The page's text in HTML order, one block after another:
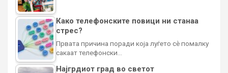
Како телефонските повици ни станаа
стрес?
Првата причина поради која луѓето сè помалку
сакаат телефонски…
Најгрдиот град во светот